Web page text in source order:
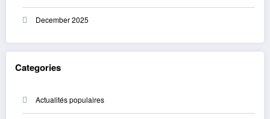
December 2025
Categories
Actualités populaires